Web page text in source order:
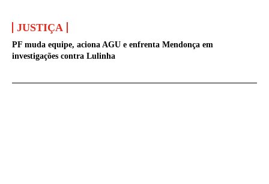
JUSTIÇA
PF muda equipe, aciona AGU e enfrenta Mendonça em
investigações contra Lulinha